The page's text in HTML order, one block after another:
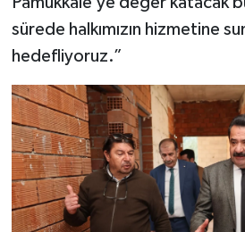
sürede halkımızın hizmetine
hedefliyoruz.”